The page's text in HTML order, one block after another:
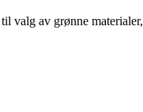
av grønne